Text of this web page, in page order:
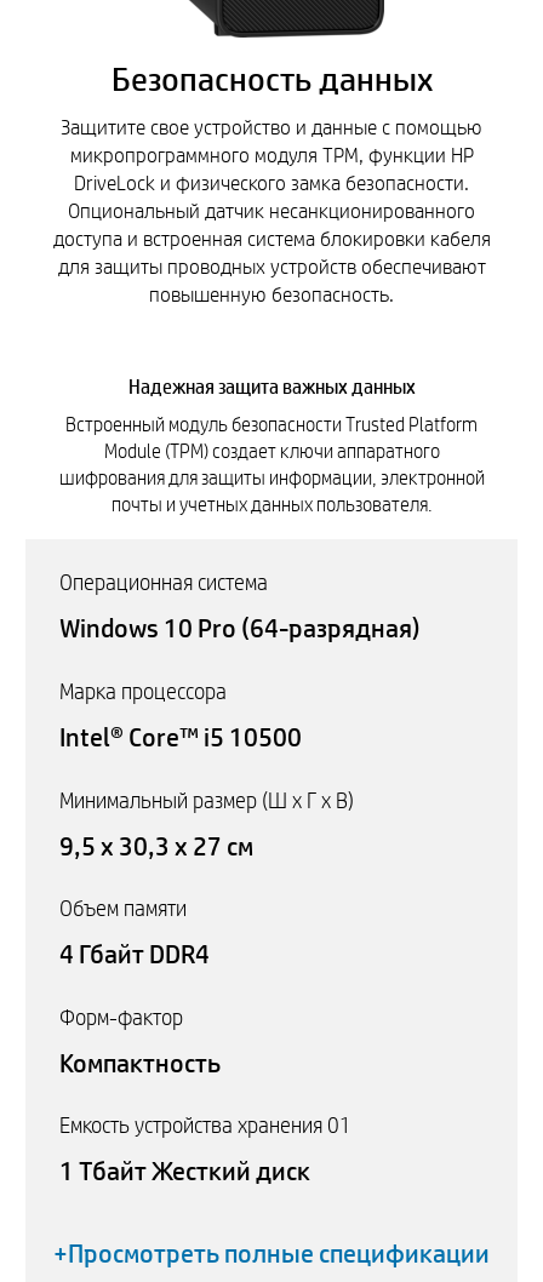
Безопасность данных
Защитите свое устройство и данные с помощью
микропрограммного модуля TPM, функции HP
DriveLock и физического замка безопасности.
Опциональный датчик несанкционированного
доступа и встроенная система блокировки кабеля
для защиты проводных устройств обеспечивают
повышенную безопасность.
Надежная защита важных данных
Встроенный модуль безопасности Trusted Platform
Module (TPM) создает ключи аппаратного
шифрования для защиты информации, электронной
почты и учетных данных пользователя.
Операционная система
Windows 10 Pro (64-разрядная)
Марка процессора
Intel® Core™ i5 10500
Минимальный размер (Ш x Г x В)
9,5 x 30,3 x 27 см
Объем памяти
4 Гбайт DDR4
Форм-фактор
Компактность
Емкость устройства хранения 01
1 Тбайт Жесткий диск
+Просмотреть полные спецификации